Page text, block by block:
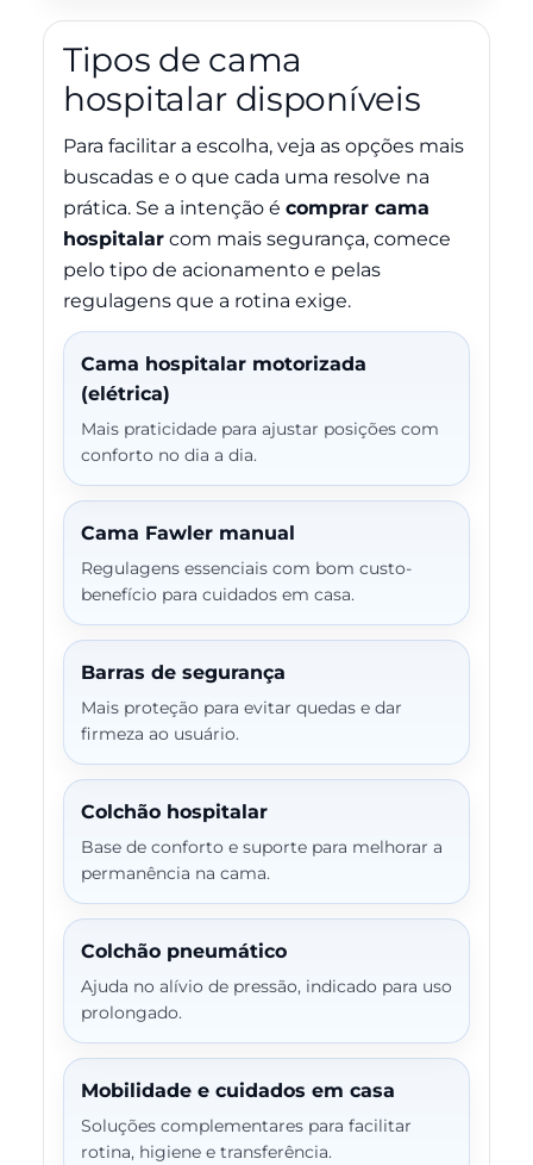
Tipos de cama
hospitalar disponíveis
Para facilitar a escolha, veja as opções mais
buscadas e o que cada uma resolve na
prática. Se a intenção é comprar cama
hospitalar com mais segurança, comece
pelo tipo de acionamento e pelas
regulagens que a rotina exige.
Cama hospitalar motorizada
(elétrica)
Mais praticidade para ajustar posições com
conforto no dia a dia.
Cama Fawler manual
Regulagens essenciais com bom custo-
benefício para cuidados em casa.
Barras de segurança
Mais proteção para evitar quedas e dar
firmeza ao usuário.
Colchão hospitalar
Base de conforto e suporte para melhorar a
permanência na cama.
Colchão pneumático
Ajuda no alívio de pressão, indicado para uso
prolongado.
Mobilidade e cuidados em casa
Soluções complementares para facilitar
rotina, higiene e transferência.